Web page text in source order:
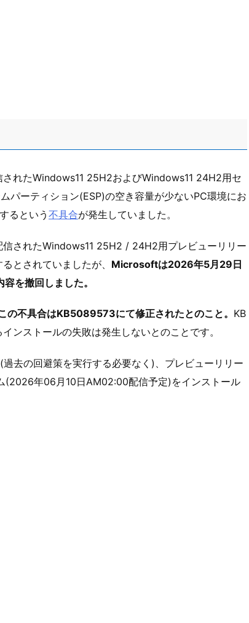
れたWindows11 25H2およびWindows11 24H2用セ
パーティション(ESP)の空き容量が少ないPC環境にお
るという 不具合が発生していました。
されたWindows11 25H2 / 24H2用プレビューリリー
とされていましたが、 Microsoftは2026年5月29日
を撤回しました。
不具合はKB5089573にて修正されたとのこと。 KB
ンストールの失敗は発生しないとのことです。
去の回避策を実行する必要なく)、プレビューリリー
(2026年06月10日AM02:00配信予定)をインストール